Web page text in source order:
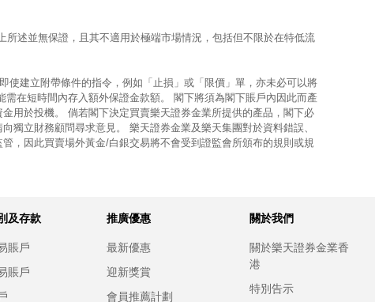
述並無保證，且其不適用於極端市場情況，包括但不限於在特低流
建立附帶條件的指令，例如「止損」或「限價」單，亦未必可以將
在短時間內存入額外保證金款額。 閣下將須為閣下賬戶內因此而產
用於投機。 倘若閣下決定買賣樂天證券金業所提供的產品，閣下必
獨立財務顧問尋求意見。 樂天證券金業及樂天集團對於資料錯誤、
，因此買賣場外黃金/白銀交易將不會受到證監會所頒布的規則或規
及存款
賬戶
賬戶
推廣優惠
最新優惠
迎新獎賞
會員推薦計劃
關於我們
關於樂天證券金業香
港
特別告示